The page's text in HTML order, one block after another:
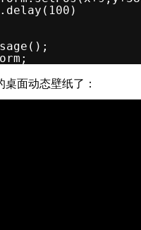
面动态壁纸了：